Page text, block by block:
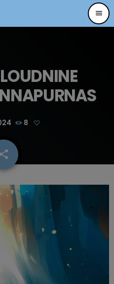
menu
8
share
email